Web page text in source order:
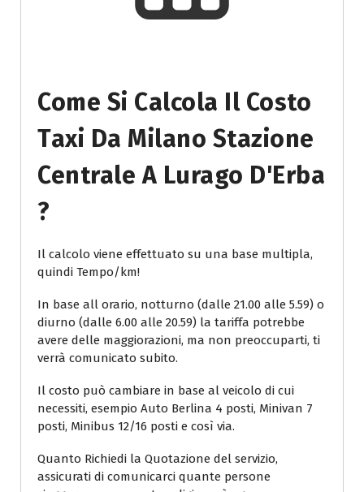
Come Si Calcola Il Costo
Taxi Da Milano Stazione
Centrale A Lurago D'Erba
?
Il calcolo viene effettuato su una base multipla,
quindi Tempo/km!
In base all orario, notturno (dalle 21.00 alle 5.59) o
diurno (dalle 6.00 alle 20.59) la tariffa potrebbe
avere delle maggiorazioni, ma non preoccuparti, ti
verrà comunicato subito.
Il costo può cambiare in base al veicolo di cui
necessiti, esempio Auto Berlina 4 posti, Minivan 7
posti, Minibus 12/16 posti e così via.
Quanto Richiedi la Quotazione del servizio,
assicurati di comunicarci quante persone